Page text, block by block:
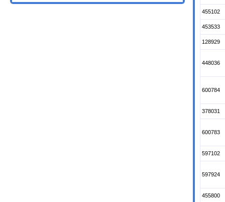
455102
453533
128929
448036
600784
378031
600783
597102
597924
455800